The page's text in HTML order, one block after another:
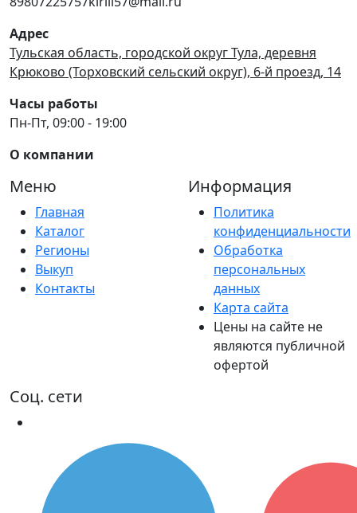
Адрес
Тульская область, городской округ Тула, деревня
Крюково (Торховский сельский округ), 6-й проезд, 14
Часы работы
Пн-Пт, 09:00 - 19:00
О компании
Меню
Главная
Каталог
Регионы
Выкуп
Контакты
Информация
Политика
конфиденциальности
Обработка
персональных
данных
Карта сайта
Цены на сайте не
являются публичной
офертой
Соц. сети